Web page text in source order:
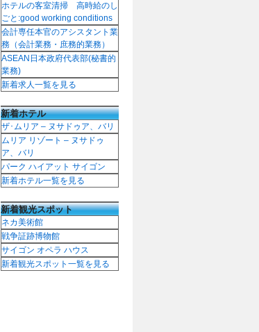
ホテルの客室清掃 高時給のし
ごと:good working conditions
会計専任本官のアシスタント業
務（会計業務・庶務的業務）
ASEAN日本政府代表部(秘書的
業務)
新着求人一覧を見る
新着ホテル
ザ･ムリア – ヌサドゥア、バリ
ムリア リゾート – ヌサドゥ
ア、バリ
パーク ハイアット サイゴン
新着ホテル一覧を見る
新着観光スポット
ネカ美術館
戦争証跡博物館
サイゴン オペラ ハウス
新着観光スポット一覧を見る